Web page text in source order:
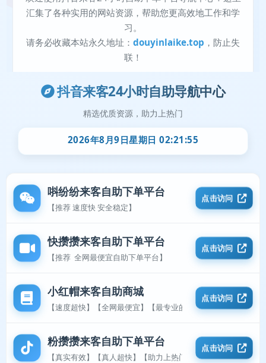
抖音来客24小时自助导航中心
精选优质资源，助力上热门
2026年8月9日星期日 02:21:55
唞纷纷来客自助下单平台
【推荐 速度快 安全稳定】
点击访问
快攒攒来客自助下单平台
【推荐 全网最便宜自助下单平台】
点击访问
小红帽来客自助商城
【速度超快】【全网最便宜】【最专业的平台】
点击访问
粉攒攒来客自助下单平台
【真实有效】【真人超快】【助力上热门】
点击访问